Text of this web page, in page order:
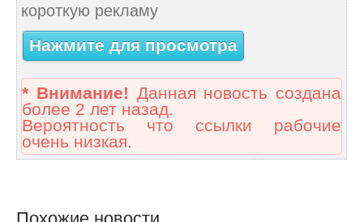
короткую рекламу
Нажмите для просмотра
* Внимание! Данная новость создана
более 2 лет назад.
Вероятность что ссылки рабочие
очень низкая.